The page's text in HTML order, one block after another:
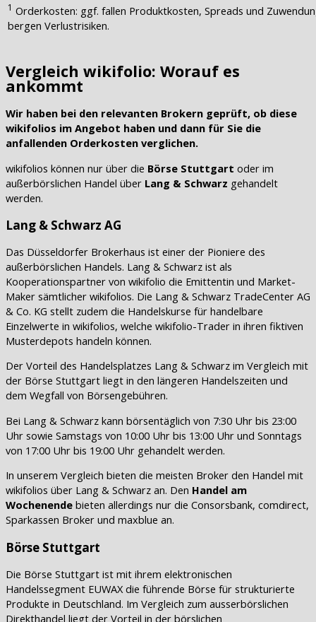
1 Orderkosten: ggf. fallen Produktkosten, Spreads und
bergen Verlustrisiken.
Vergleich wikifolio: Worauf es
ankommt
Wir haben bei den relevanten Brokern geprüft, ob diese
wikifolios im Angebot haben und dann für Sie die
anfallenden Orderkosten verglichen.
wikifolios können nur über die Börse Stuttgart oder im
außerbörslichen Handel über Lang & Schwarz gehandelt
werden.
Lang & Schwarz AG
Das Düsseldorfer Brokerhaus ist einer der Pioniere des
außerbörslichen Handels. Lang & Schwarz ist als
Kooperationspartner von wikifolio die Emittentin und Market-
Maker sämtlicher wikifolios. Die Lang & Schwarz TradeCenter AG
& Co. KG stellt zudem die Handelskurse für handelbare
Einzelwerte in wikifolios, welche wikifolio-Trader in ihren fiktiven
Musterdepots handeln können.
Der Vorteil des Handelsplatzes Lang & Schwarz im Vergleich mit
der Börse Stuttgart liegt in den längeren Handelszeiten und
dem Wegfall von Börsengebühren.
Bei Lang & Schwarz kann börsentäglich von 7:30 Uhr bis 23:00
Uhr sowie Samstags von 10:00 Uhr bis 13:00 Uhr und Sonntags
von 17:00 Uhr bis 19:00 Uhr gehandelt werden.
In unserem Vergleich bieten die meisten Broker den Handel mit
wikifolios über Lang & Schwarz an. Den Handel am
Wochenende bieten allerdings nur die Consorsbank, comdirect,
Sparkassen Broker und maxblue an.
Börse Stuttgart
Die Börse Stuttgart ist mit ihrem elektronischen
Handelssegment EUWAX die führende Börse für strukturierte
Produkte in Deutschland. Im Vergleich zum ausserbörslichen
Direkthandel liegt der Vorteil in der börslichen